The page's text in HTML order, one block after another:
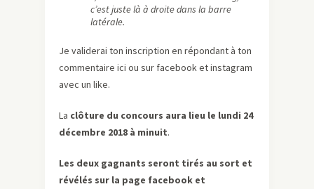
c’est juste là à droite dans la barre
latérale.
Je validerai ton inscription en répondant à ton
commentaire ici ou sur facebook et instagram
avec un like.
La clôture du concours aura lieu le lundi 24
décembre 2018 à minuit.
Les deux gagnants seront tirés au sort et
révélés sur la page facebook et